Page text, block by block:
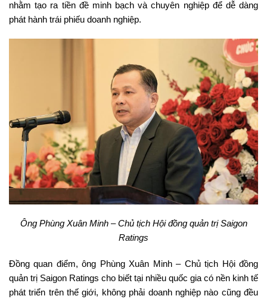
nhằm tạo ra tiền đề minh bạch và chuyên nghiệp để dễ dàng
phát hành trái phiếu doanh nghiệp.
Ông Phùng Xuân Minh – Chủ tịch Hội đồng quản trị Saigon
Ratings
Đồng quan điểm, ông Phùng Xuân Minh – Chủ tịch Hội đồng
quản trị Saigon Ratings cho biết tại nhiều quốc gia có nền kinh tế
phát triển trên thế giới, không phải doanh nghiệp nào cũng đều